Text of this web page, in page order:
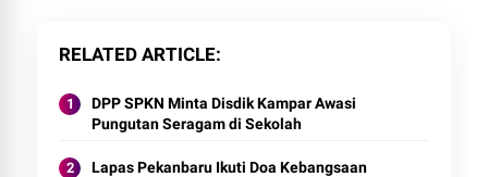
RELATED ARTICLE
DPP SPKN Minta Disdik Kampar Awasi
Pungutan Seragam di Sekolah
Lapas Pekanbaru Ikuti Doa Kebangsaan